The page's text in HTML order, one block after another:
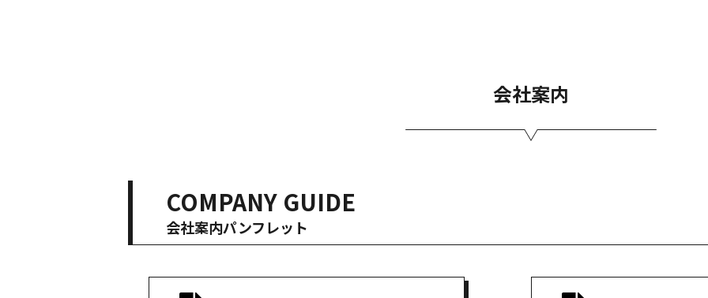
会社案内
COMPANY GUIDE
会社案内パンフレット